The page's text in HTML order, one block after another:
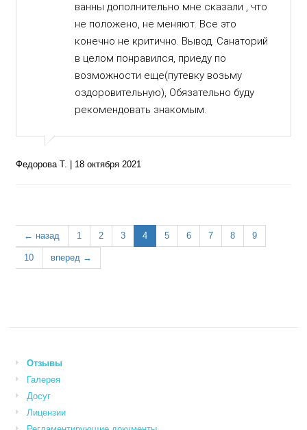
ванны дополнительно мне сказали , что
не положено, не меняют. Все это
конечно не критично. Вывод. Санаторий
в целом понравился, приеду по
возможности еще(путевку возьму
оздоровительную), Обязательно буду
рекомендовать знакомым.
Федорова Т. | 18 октября 2021
← назад 1 2 3 4 5 6 7 8 9
10 вперед →
Отзывы
Галерея
Досуг
Лицензии